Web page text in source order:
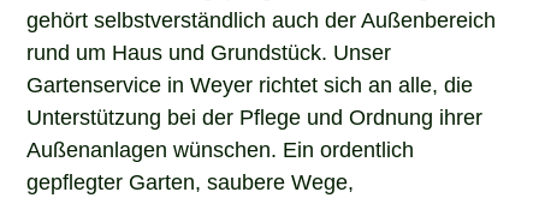
gehört selbstverständlich auch der Außenbereich
rund um Haus und Grundstück. Unser
Gartenservice in Weyer richtet sich an alle, die
Unterstützung bei der Pflege und Ordnung ihrer
Außenanlagen wünschen. Ein ordentlich
gepflegter Garten, saubere Wege,